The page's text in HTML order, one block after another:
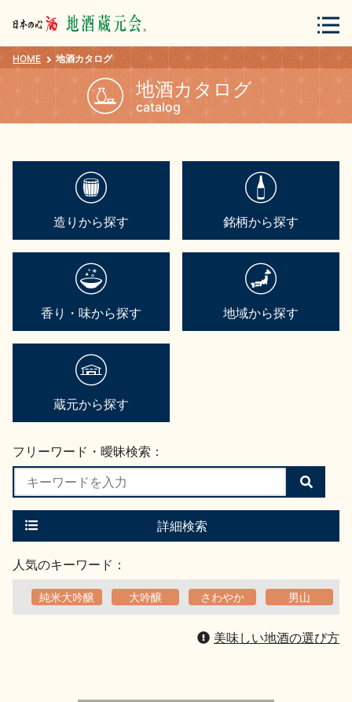
会員登録 ログイン
地酒カタログ
地酒用語集
お楽しみコンテンツ
歳時記 地酒蔵元会検定
HOME 地酒カタログ
地酒カタログ
catalog
造りから探す 銘柄から探す
香り・味から探す 地域から探す
蔵元から探す
フリーワード・曖昧検索：
検
索
す
詳細検索
人気のキーワード：
純米大吟醸 大吟醸 さわやか 男山
美味しい地酒の選び方